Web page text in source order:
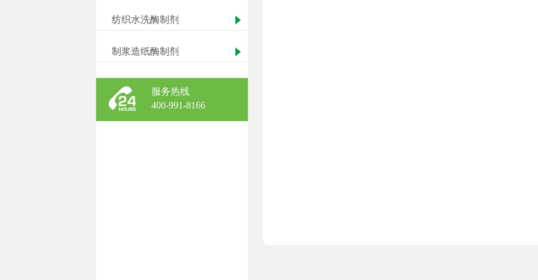
纺织水洗酶制剂
制浆造纸酶制剂
服务热线
400-991-8166